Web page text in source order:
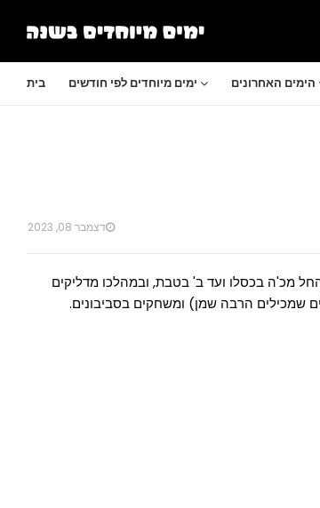
בית ימים מיוחדים לפי חודשים הימים האחרונים
דצמבר 08, 2023
מכ'ה בכסלו ועד ב' בטבת, ובמהלכו מדליקים
שמכילים הרבה שמן) ומשחקים בסביבונים.